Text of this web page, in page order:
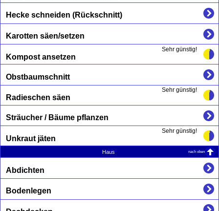
Hecke schneiden (Rückschnitt)
Karotten säen/setzen
Sehr günstig!
Kompost ansetzen
Obstbaumschnitt
Sehr günstig!
Radieschen säen
Sträucher / Bäume pflanzen
Sehr günstig!
Unkraut jäten
Haus nach oben
Abdichten
Bodenlegen